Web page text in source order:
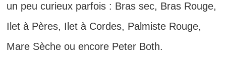
un peu curieux parfois : Bras sec, Bras Rouge,
Ilet à Pères, Ilet à Cordes, Palmiste Rouge,
Mare Sèche ou encore Peter Both.